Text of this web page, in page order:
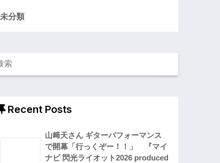
未分類
Recent Posts
山﨑天さん ギターパフォーマンス
で開幕「行っくぞー！！」 『マイ
ナビ 閃光ライオット2026 produced